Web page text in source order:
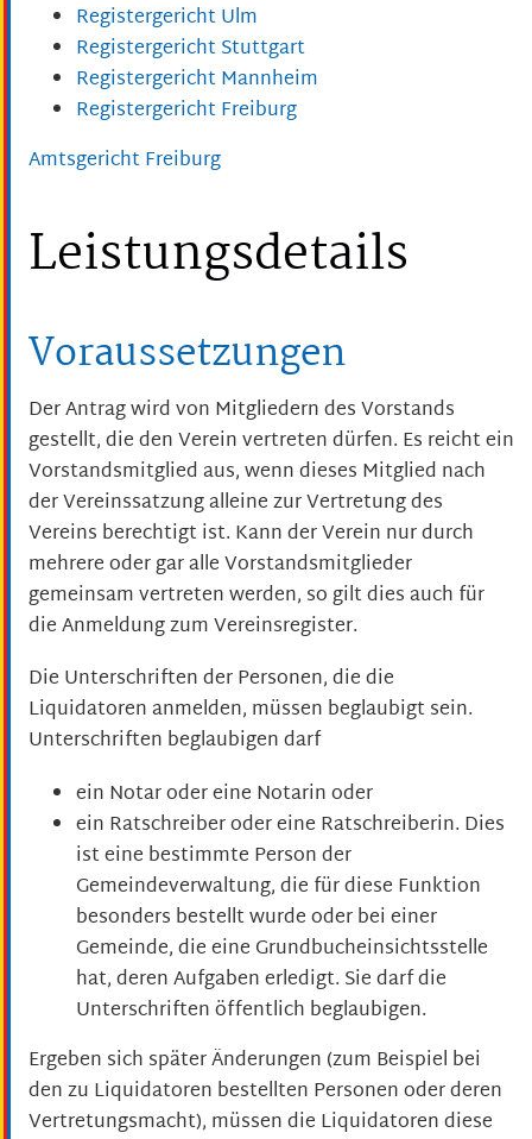
Registergericht Ulm
Registergericht Stuttgart
Registergericht Mannheim
Registergericht Freiburg
Amtsgericht Freiburg
Leistungsdetails
Voraussetzungen
Der Antrag wird von Mitgliedern des Vorstands
gestellt, die den Verein vertreten dürfen. Es reicht ein
Vorstandsmitglied aus, wenn dieses Mitglied nach
der Vereinssatzung alleine zur Vertretung des
Vereins berechtigt ist. Kann der Verein nur durch
mehrere oder gar alle Vorstandsmitglieder
gemeinsam vertreten werden, so gilt dies auch für
die Anmeldung zum Vereinsregister.
Die Unterschriften der Personen, die die
Liquidatoren anmelden, müssen beglaubigt sein.
Unterschriften beglaubigen darf
ein Notar oder eine Notarin oder
ein Ratschreiber oder eine Ratschreiberin. Dies
ist eine bestimmte Person der
Gemeindeverwaltung, die für diese Funktion
besonders bestellt wurde oder bei einer
Gemeinde, die eine Grundbucheinsichtsstelle
hat, deren Aufgaben erledigt. Sie darf die
Unterschriften öffentlich beglaubigen.
Ergeben sich später Änderungen (zum Beispiel bei
den zu Liquidatoren bestellten Personen oder deren
Vertretungsmacht), müssen die Liquidatoren diese